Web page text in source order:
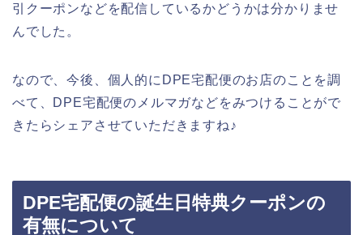
引クーポンなどを配信しているかどうかは分かりませ
んでした。
なので、今後、個人的にDPE宅配便のお店のことを調
べて、DPE宅配便のメルマガなどをみつけることがで
きたらシェアさせていただきますね♪
DPE宅配便の誕生日特典クーポンの
有無について